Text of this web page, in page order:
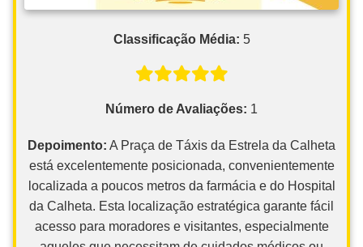
Classificação Média: 5
Número de Avaliações: 1
Depoimento: A Praça de Táxis da Estrela da Calheta
está excelentemente posicionada, convenientemente
localizada a poucos metros da farmácia e do Hospital
da Calheta. Esta localização estratégica garante fácil
acesso para moradores e visitantes, especialmente